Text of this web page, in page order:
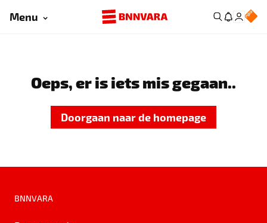
Menu
Oeps, er is iets mis gegaan..
Doorgaan naar de homepage
BNNVARA